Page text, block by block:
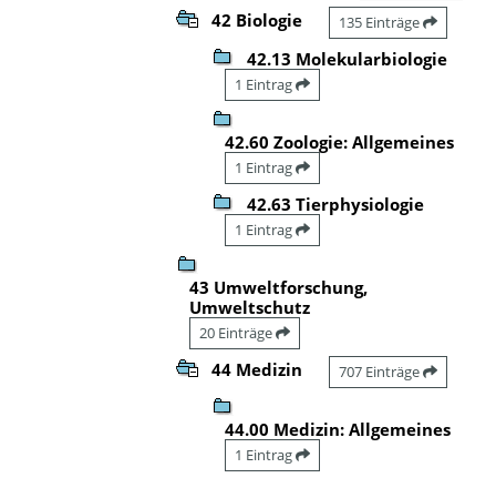
42 Biologie 135 Einträge
42.13 Molekularbiologie
1 Eintrag
42.60 Zoologie: Allgemeines
1 Eintrag
42.63 Tierphysiologie
1 Eintrag
43 Umweltforschung,
Umweltschutz
20 Einträge
44 Medizin 707 Einträge
44.00 Medizin: Allgemeines
1 Eintrag